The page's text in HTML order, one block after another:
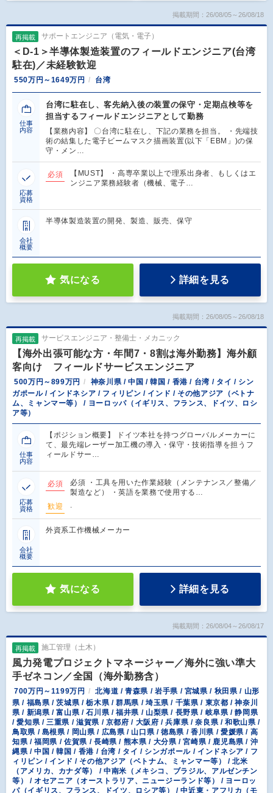
掲載期間：26/08/05～26/08/18
再掲載 サポートエンジニア（電気・電子）
＜D-1＞半導体製造装置のフィールドエンジニア(台湾
駐在)／未経験歓迎
550万円～1649万円 台湾
仕事
内容
台湾に駐在し、客先納入後の装置の保守・定期点検等を
担当するフィールドエンジニアとして勤務
【業務内容】 〇台湾に駐在し、下記の業務を担当。 ・先端技
術の結集した電子ビームマスク描画装置(以下「EBM」)の保
守・メン…
応募
資格
必須
【MUST】 ・高専卒業以上で理系出身者、もしくはエ
ンジニア業務経験者（機械、電子…
会社
概要
半導体製造装置の開発、製造、販売、保守
気になる 詳細を見る
掲載期間：26/08/05～26/08/18
再掲載 サービスエンジニア・整備士・メカニック
【海外出張可能な方・年間7・8割は海外勤務】海外顧
客向け フィールドサービスエンジニア
500万円～899万円
神奈川県 / 中国 / 韓国 / 香港 / 台湾 / タイ / シン
ガポール / インドネシア / フィリピン / インド / その他アジア（ベトナ
ム、ミャンマー等） / ヨーロッパ（イギリス、フランス、ドイツ、ロシ
ア等）
仕事
内容
【ポジション概要】 ドイツ本社を持つグローバルメーカーに
て、最先端レーザー加工機の導入・保守・技術指導を担うフ
ィールドサー…
応募
資格
必須
必須 ・工具を用いた作業経験（メンテナンス／整備／
製造など） ・英語を業務で使用する…
歓迎
.
会社
概要
外資系工作機械メーカー
気になる 詳細を見る
掲載期間：26/08/04～26/08/17
再掲載 施工管理（土木）
風力発電プロジェクトマネージャー／海外に強い準大
手ゼネコン／全国（海外勤務含）
700万円～1199万円
北海道 / 青森県 / 岩手県 / 宮城県 / 秋田県 / 山形
県 / 福島県 / 茨城県 / 栃木県 / 群馬県 / 埼玉県 / 千葉県 / 東京都 / 神奈川
県 / 新潟県 / 富山県 / 石川県 / 福井県 / 山梨県 / 長野県 / 岐阜県 / 静岡県
/ 愛知県 / 三重県 / 滋賀県 / 京都府 / 大阪府 / 兵庫県 / 奈良県 / 和歌山県 /
鳥取県 / 島根県 / 岡山県 / 広島県 / 山口県 / 徳島県 / 香川県 / 愛媛県 / 高
知県 / 福岡県 / 佐賀県 / 長崎県 / 熊本県 / 大分県 / 宮崎県 / 鹿児島県 / 沖
縄県 / 中国 / 韓国 / 香港 / 台湾 / タイ / シンガポール / インドネシア / フ
ィリピン / インド / その他アジア（ベトナム、ミャンマー等） / 北米
（アメリカ、カナダ等） / 中南米（メキシコ、ブラジル、アルゼンチン
等） / オセアニア（オーストラリア、ニュージーランド等） / ヨーロッ
パ（イギリス、フランス、ドイツ、ロシア等） / 中近東・アフリカ（モ